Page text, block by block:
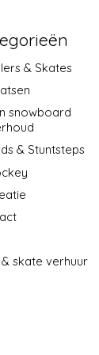
& Skates
snowboard
& Stuntsteps
& skate verhuur